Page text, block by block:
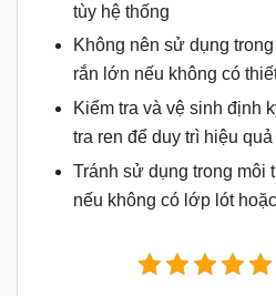
tùy hệ thống
Không nên sử dụng
rắn lớn nếu không có
Kiểm tra và vệ sinh định
tra ren để duy trì hiệu
Tránh sử dụng trong môi
nếu không có lớp lót